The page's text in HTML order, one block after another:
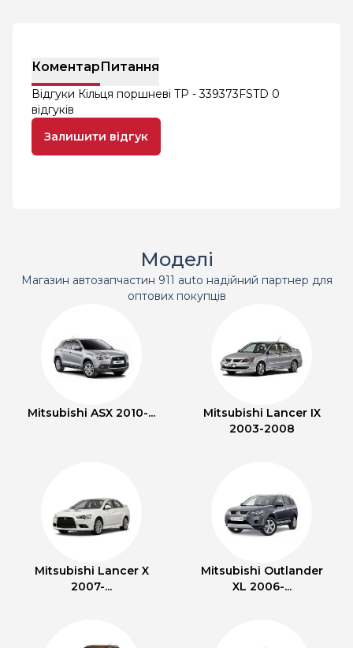
КоментарПитання
Відгуки Кільця поршневі TP - 339373FSTD 0
відгуків
Залишити відгук
Моделі
Магазин автозапчастин 911 auto надійний партнер для
оптових покупців
Mitsubishi ASX 2010-...
Mitsubishi Lancer IX
2003-2008
Mitsubishi Lancer X
2007-...
Mitsubishi Outlander
XL 2006-...